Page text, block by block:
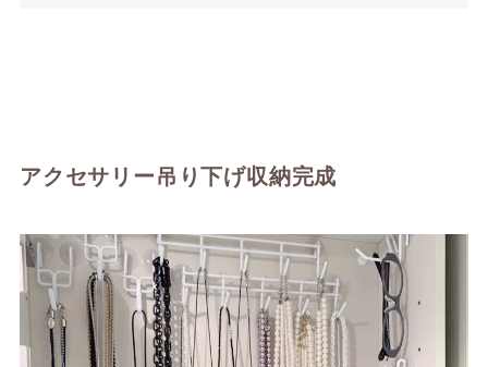
アクセサリー吊り下げ収納完成